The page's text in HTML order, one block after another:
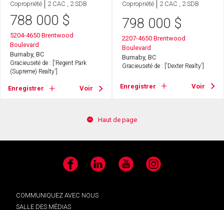
Copropriété 2 CAC , 2 SDB
788 000 $
5204-4650 Brentwood
Boulevard
Burnaby, BC
Gracieuseté de : ['Regent Park
(Supreme) Realty']
Enregistrer Voir
Copropriété 2 CAC , 2 SDB
798 000 $
2207-4650 Brentwood
Boulevard
Burnaby, BC
Gracieuseté de : ['Dexter Realty']
Enregistrer Voir
Haut de page
Facebook LinkedIn YouTube Instagram
COMMUNIQUEZ AVEC NOUS
SALLE DES MÉDIAS